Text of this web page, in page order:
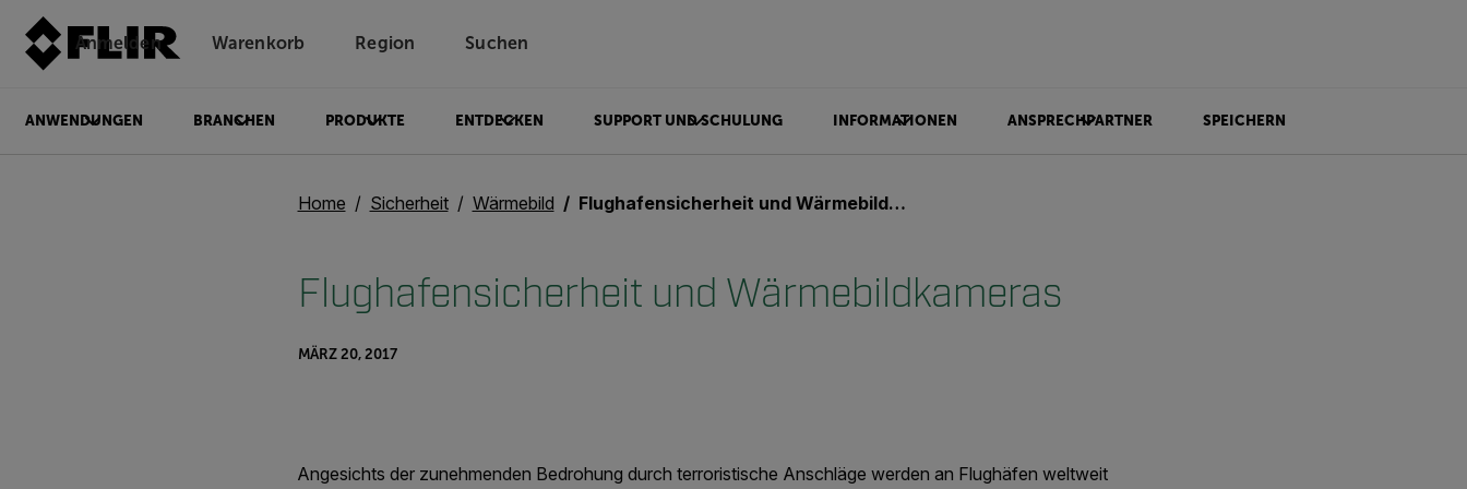
Anmelden Unread messages
Warenkorb Region Suchen
ANWENDUNGEN BRANCHEN PRODUKTE ENTDECKEN SUPPORT UND SCHULUNG INFORMATIONEN ANSPRECHPARTNER SPEICHERN
Home Sicherheit Wärmebild Flughafensicherheit und Wärmebildkameras
Flughafensicherheit und Wärmebildkameras
MÄRZ 20, 2017
Angesichts der zunehmenden Bedrohung durch terroristische Anschläge werden an Flughäfen weltweit